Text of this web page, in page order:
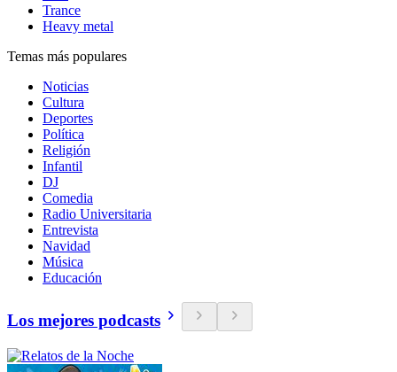
Trance
Heavy metal
Temas más populares
Noticias
Cultura
Deportes
Política
Religión
Infantil
DJ
Comedia
Radio Universitaria
Entrevista
Navidad
Música
Educación
Los mejores podcasts